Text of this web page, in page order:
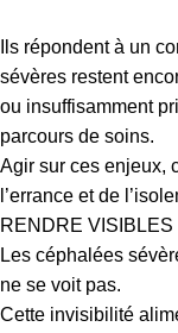
Ils répondent à un
sévères restent
ou insuffisamment
parcours de soins.
Agir sur ces enjeux,
l’errance et de
RENDRE
Les céphalées
ne se voit pas.
Cette invisibilité